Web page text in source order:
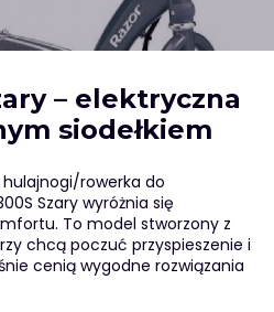
– elektryczna
siodełkiem
rowerka do
Szary wyróżnia się
To model stworzony z
chcą poczuć przyspieszenie i
cenią wygodne rozwiązania